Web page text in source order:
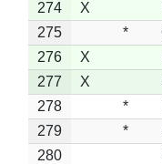
274
X
275
*
276
X
277
X
278
*
279
*
280